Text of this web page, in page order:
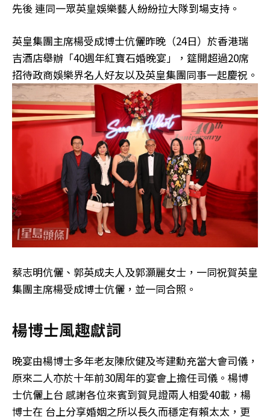
先後 連同一眾英皇娛樂藝人紛紛拉大隊到場支持。
英皇集團主席楊受成博士伉儷昨晚（24日）於香港瑞
吉酒店舉辦「40週年紅寶石婚晚宴」，筵開超過20席
招待政商娛樂界名人好友以及英皇集團同事一起慶祝。
蔡志明伉儷、郭英成夫人及郭灝麗女士，一同祝賀英皇
集團主席楊受成博士伉儷，並一同合照。
楊博士風趣獻詞
晚宴由楊博士多年老友陳欣健及岑建勳充當大會司儀，
原來二人亦於十年前30周年的宴會上擔任司儀。楊博
士伉儷上台 感謝各位來賓到賀見證兩人相愛40載，楊
博士在 台上分享婚姻之所以長久而穩定有賴太太，更